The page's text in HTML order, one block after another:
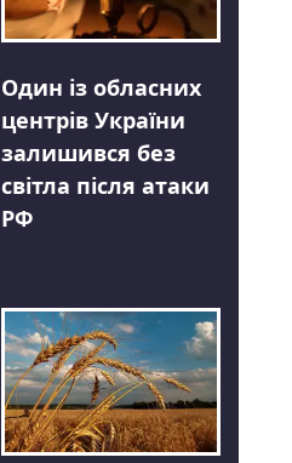
Один із обласних
центрів України
залишився без
світла після атаки
РФ